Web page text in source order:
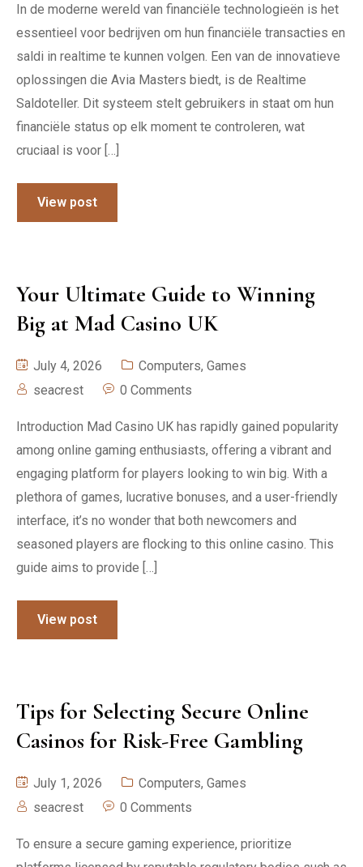
In de moderne wereld van financiële technologieën is het
essentieel voor bedrijven om hun financiële transacties en
saldi in realtime te kunnen volgen. Een van de innovatieve
oplossingen die Avia Masters biedt, is de Realtime
Saldoteller. Dit systeem stelt gebruikers in staat om hun
financiële status op elk moment te controleren, wat
cruciaal is voor […]
View post
Your Ultimate Guide to Winning
Big at Mad Casino UK
July 4, 2026
Computers, Games
seacrest
0 Comments
Introduction Mad Casino UK has rapidly gained popularity
among online gaming enthusiasts, offering a vibrant and
engaging platform for players looking to win big. With a
plethora of games, lucrative bonuses, and a user-friendly
interface, it’s no wonder that both newcomers and
seasoned players are flocking to this online casino. This
guide aims to provide […]
View post
Tips for Selecting Secure Online
Casinos for Risk-Free Gambling
July 1, 2026
Computers, Games
seacrest
0 Comments
To ensure a secure gaming experience, prioritize